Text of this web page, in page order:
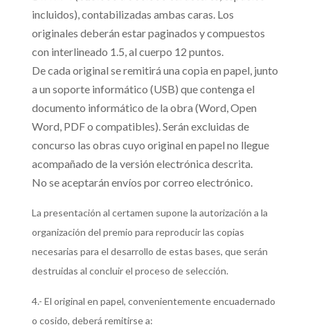
incluidos), contabilizadas ambas caras. Los
originales deberán estar paginados y compuestos
con interlineado 1.5, al cuerpo 12 puntos.
De cada original se remitirá una copia en papel, junto
a un soporte informático (USB) que contenga el
documento informático de la obra (Word, Open
Word, PDF o compatibles). Serán excluidas de
concurso las obras cuyo original en papel no llegue
acompañado de la versión electrónica descrita.
No se aceptarán envíos por correo electrónico.
La presentación al certamen supone la autorización a la
organización del premio para reproducir las copias
necesarias para el desarrollo de estas bases, que serán
destruidas al concluir el proceso de selección.
4.- El original en papel, convenientemente encuadernado
o cosido, deberá remitirse a: